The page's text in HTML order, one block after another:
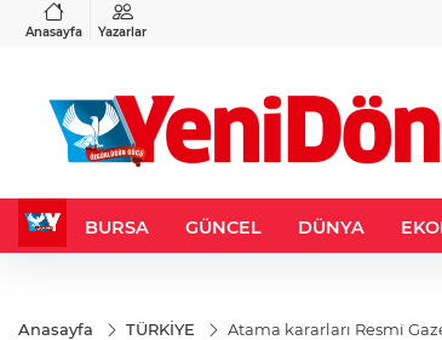
Anasayfa Yazarlar
%-0,22
BURSA GÜNCEL DÜNYA
Anasayfa TÜRKİYE Atama kararları Resmi